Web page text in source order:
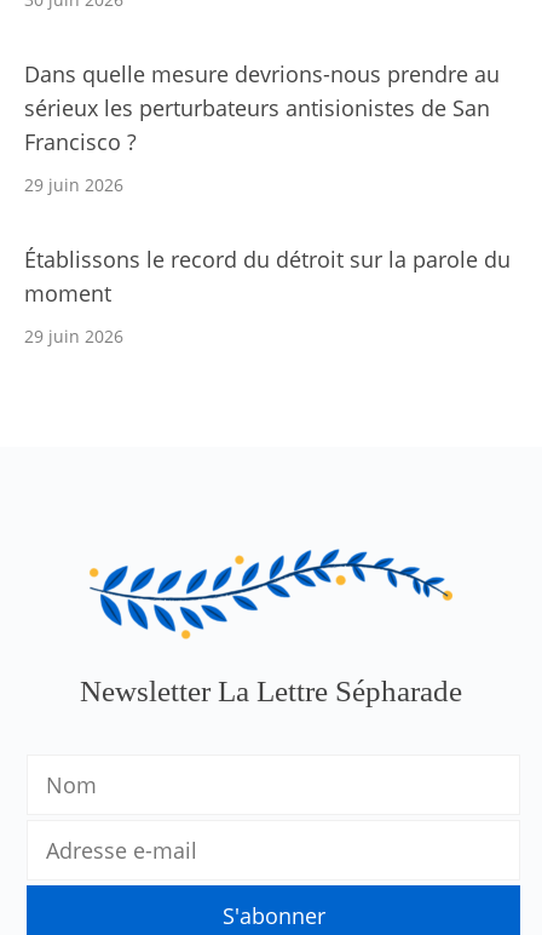
Dans quelle mesure devrions-nous prendre au
sérieux les perturbateurs antisionistes de San
Francisco ?
29 juin 2026
Établissons le record du détroit sur la parole du
moment
29 juin 2026
Newsletter La Lettre Sépharade